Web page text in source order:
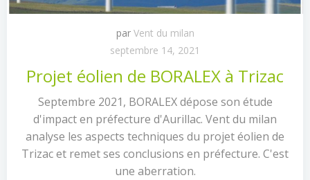
par Vent du milan
septembre 14, 2021
Projet éolien de BORALEX à Trizac
Septembre 2021, BORALEX dépose son étude
d'impact en préfecture d'Aurillac. Vent du milan
analyse les aspects techniques du projet éolien de
Trizac et remet ses conclusions en préfecture. C'est
une aberration.